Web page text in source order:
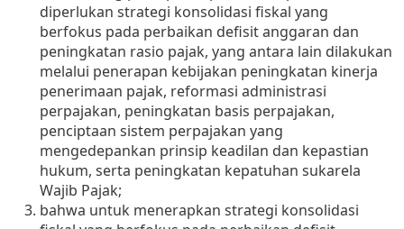
diperlukan strategi konsolidasi fiskal yang
berfokus pada perbaikan defisit anggaran dan
peningkatan rasio pajak, yang antara lain dilakukan
melalui penerapan kebijakan peningkatan kinerja
penerimaan pajak, reformasi administrasi
perpajakan, peningkatan basis perpajakan,
penciptaan sistem perpajakan yang
mengedepankan prinsip keadilan dan kepastian
hukum, serta peningkatan kepatuhan sukarela
Wajib Pajak;
bahwa untuk menerapkan strategi konsolidasi